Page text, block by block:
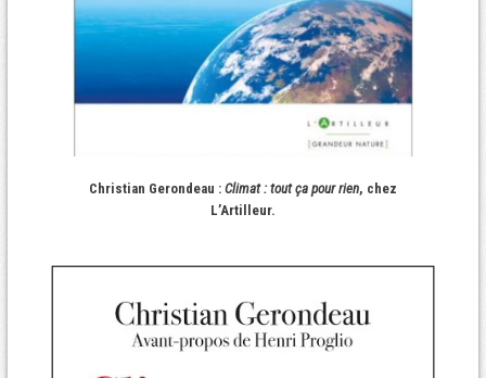
Christian Gerondeau : Climat : tout ça pour rien, chez
L’Artilleur.